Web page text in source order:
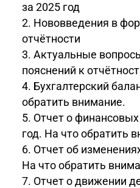
за 2025 год
Нововведения в
отчётности
Актуальные
пояснений к
Бухгалтерский
обратить внимание.
Отчет о финансовых
год. На что обратить
Отчет об
На что обратить
Отчет о движении